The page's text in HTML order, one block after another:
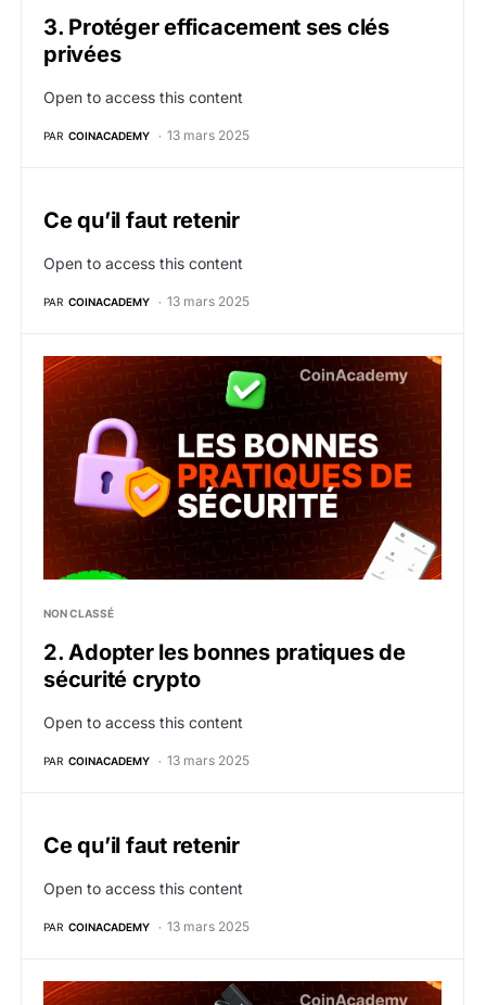
3. Protéger efficacement ses clés
privées
Open to access this content
PAR COINACADEMY 13 mars 2025
Ce qu’il faut retenir
Open to access this content
PAR COINACADEMY 13 mars 2025
2. Adopter les bonnes pratiques de sécurité crypto
NON CLASSÉ
2. Adopter les bonnes pratiques de
sécurité crypto
Open to access this content
PAR COINACADEMY 13 mars 2025
Ce qu’il faut retenir
Open to access this content
PAR COINACADEMY 13 mars 2025
1. Introduction à la sécurité des crypto monnaies